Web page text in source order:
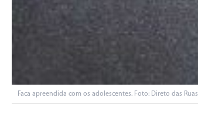
Faca apreendida com os adolescentes. Foto: Direto das Ruas